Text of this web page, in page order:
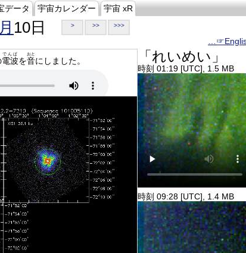
データ 宇宙カレンダー 宇宙 xR
10日 > >> >>>
電波
でんぱ
を音
おと
にしました。 「れいめい」
時刻 01:19 [UTC], 1.5 MB
時刻 09:28 [UTC], 1.4 MB